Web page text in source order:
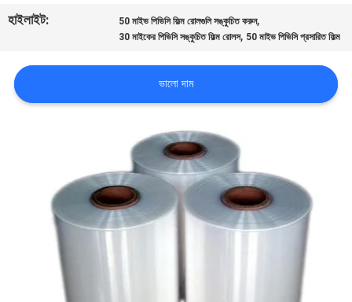
করুন
খবর
আবেদন
হাইলাইট:
50 মাইভ পিভিসি ফিল্ম রোলগুলি সঙ্কুচিত করুন,
30 মাইকের পিভিসি সঙ্কুচিত ফিল্ম রোলস, 50 মাইভ পিভিসি প্রসারিত ফিল্ম
ভালো দাম